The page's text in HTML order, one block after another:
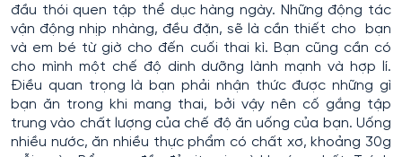
đầu thói quen tập thể dục hàng ngày. Những động tác
vận động nhịp nhàng, đều đặn, sẽ là cần thiết cho bạn
và em bé từ giờ cho đến cuối thai kì. Bạn cũng cần có
cho mình một chế độ dinh dưỡng lành mạnh và hợp lí.
Điều quan trọng là bạn phải nhận thức được những gì
bạn ăn trong khi mang thai, bởi vậy nên cố gắng tập
trung vào chất lượng của chế độ ăn uống của bạn. Uống
nhiều nước, ăn nhiều thực phẩm có chất xơ, khoảng 30g